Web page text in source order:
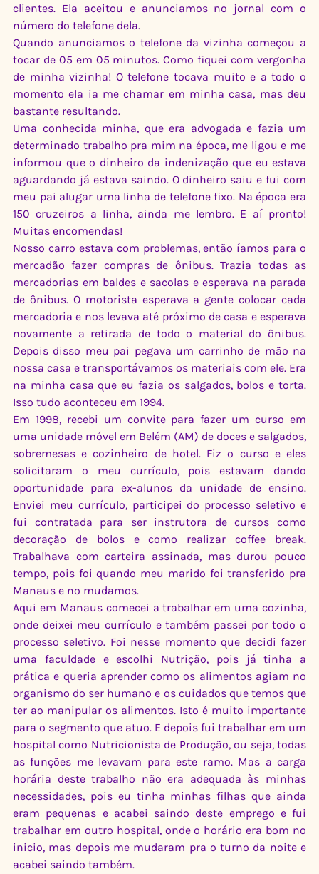
clientes. Ela aceitou e anunciamos no jornal com o
número do telefone dela.
Quando anunciamos o telefone da vizinha começou a
tocar de 05 em 05 minutos. Como fiquei com vergonha
de minha vizinha! O telefone tocava muito e a todo o
momento ela ia me chamar em minha casa, mas deu
bastante resultando.
Uma conhecida minha, que era advogada e fazia um
determinado trabalho pra mim na época, me ligou e me
informou que o dinheiro da indenização que eu estava
aguardando já estava saindo. O dinheiro saiu e fui com
meu pai alugar uma linha de telefone fixo. Na época era
150 cruzeiros a linha, ainda me lembro. E aí pronto!
Muitas encomendas!
Nosso carro estava com problemas, então íamos para o
mercadão fazer compras de ônibus. Trazia todas as
mercadorias em baldes e sacolas e esperava na parada
de ônibus. O motorista esperava a gente colocar cada
mercadoria e nos levava até próximo de casa e esperava
novamente a retirada de todo o material do ônibus.
Depois disso meu pai pegava um carrinho de mão na
nossa casa e transportávamos os materiais com ele. Era
na minha casa que eu fazia os salgados, bolos e torta.
Isso tudo aconteceu em 1994.
Em 1998, recebi um convite para fazer um curso em
uma unidade móvel em Belém (AM) de doces e salgados,
sobremesas e cozinheiro de hotel. Fiz o curso e eles
solicitaram o meu currículo, pois estavam dando
oportunidade para ex-alunos da unidade de ensino.
Enviei meu currículo, participei do processo seletivo e
fui contratada para ser instrutora de cursos como
decoração de bolos e como realizar coffee break.
Trabalhava com carteira assinada, mas durou pouco
tempo, pois foi quando meu marido foi transferido pra
Manaus e no mudamos.
Aqui em Manaus comecei a trabalhar em uma cozinha,
onde deixei meu currículo e também passei por todo o
processo seletivo. Foi nesse momento que decidi fazer
uma faculdade e escolhi Nutrição, pois já tinha a
prática e queria aprender como os alimentos agiam no
organismo do ser humano e os cuidados que temos que
ter ao manipular os alimentos. Isto é muito importante
para o segmento que atuo. E depois fui trabalhar em um
hospital como Nutricionista de Produção, ou seja, todas
as funções me levavam para este ramo. Mas a carga
horária deste trabalho não era adequada às minhas
necessidades, pois eu tinha minhas filhas que ainda
eram pequenas e acabei saindo deste emprego e fui
trabalhar em outro hospital, onde o horário era bom no
inicio, mas depois me mudaram pra o turno da noite e
acabei saindo também.